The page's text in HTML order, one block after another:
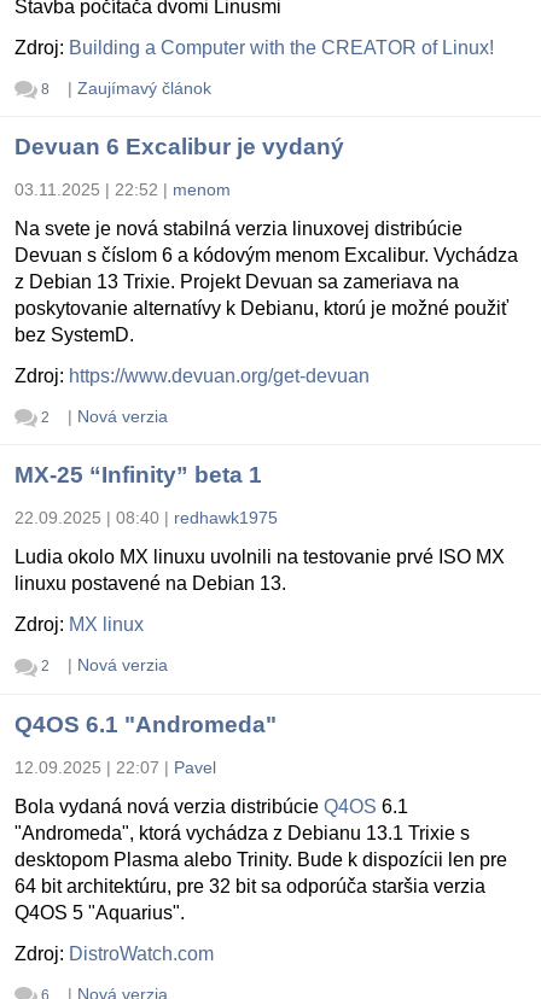
Stavba počítača dvomi Linusmi
Zdroj: Building a Computer with the CREATOR of Linux!
8 | Zaujímavý článok
Devuan 6 Excalibur je vydaný
03.11.2025 | 22:52 | menom
Na svete je nová stabilná verzia linuxovej distribúcie
Devuan s číslom 6 a kódovým menom Excalibur. Vychádza
z Debian 13 Trixie. Projekt Devuan sa zameriava na
poskytovanie alternatívy k Debianu, ktorú je možné použiť
bez SystemD.
Zdroj: https://www.devuan.org/get-devuan
2 | Nová verzia
MX-25 “Infinity” beta 1
22.09.2025 | 08:40 | redhawk1975
Ludia okolo MX linuxu uvolnili na testovanie prvé ISO MX
linuxu postavené na Debian 13.
Zdroj: MX linux
2 | Nová verzia
Q4OS 6.1 "Andromeda"
12.09.2025 | 22:07 | Pavel
Bola vydaná nová verzia distribúcie Q4OS 6.1
"Andromeda", ktorá vychádza z Debianu 13.1 Trixie s
desktopom Plasma alebo Trinity. Bude k dispozícii len pre
64 bit architektúru, pre 32 bit sa odporúča staršia verzia
Q4OS 5 "Aquarius".
Zdroj: DistroWatch.com
6 | Nová verzia